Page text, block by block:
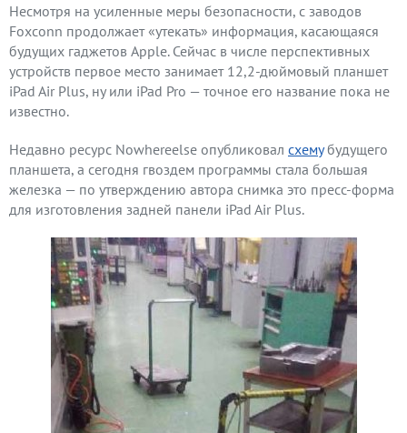
Несмотря на усиленные меры безопасности, с заводов
Foxconn продолжает «утекать» информация, касающаяся
будущих гаджетов Apple. Сейчас в числе перспективных
устройств первое место занимает 12,2-дюймовый планшет
iPad Air Plus, ну или iPad Pro — точное его название пока не
известно.
Недавно ресурс Nowhereelse опубликовал схемубудущего
планшета, а сегодня гвоздем программы стала большая
железка — по утверждению автора снимка это пресс-форма
для изготовления задней панели iPad Air Plus.